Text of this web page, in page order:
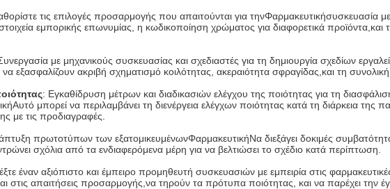
τις επιλογές προσαρμογής που απαιτούνται για τηνΦαρμακευτικήσυσκευασία
εμπορικής επωνυμίας, η κωδικοποίηση χρώματος για διαφορετικά προϊόντα,και
με μηχανικούς συσκευασίας και σχεδιαστές για τη δημιουργία σχεδίων
εξασφαλίζουν ακριβή σχηματισμό κοιλότητας, ακεραιότητα σφραγίδας,και τη συνολική
: Εγκαθίδρυση μέτρων και διαδικασιών ελέγχου της ποιότητας για τη
Αυτό μπορεί να περιλαμβάνει τη διενέργεια ελέγχων ποιότητας κατά τη διάρκεια
με τις προδιαγραφές.
πρωτοτύπων των εξατομικευμένωνΦαρμακευτικήΝα διεξάγει δοκιμές
σχόλια από τα ενδιαφερόμενα μέρη για να βελτιώσει το σχέδιο κατά περίπτωση.
έναν αξιόπιστο και έμπειρο προμηθευτή συσκευασιών με εμπειρία στις
στις απαιτήσεις προσαρμογής,να τηρούν τα πρότυπα ποιότητας, και να παρέχει την